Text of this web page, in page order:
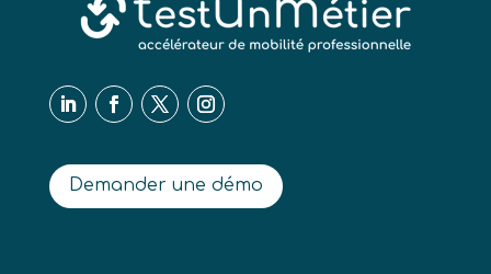
Demander une démo